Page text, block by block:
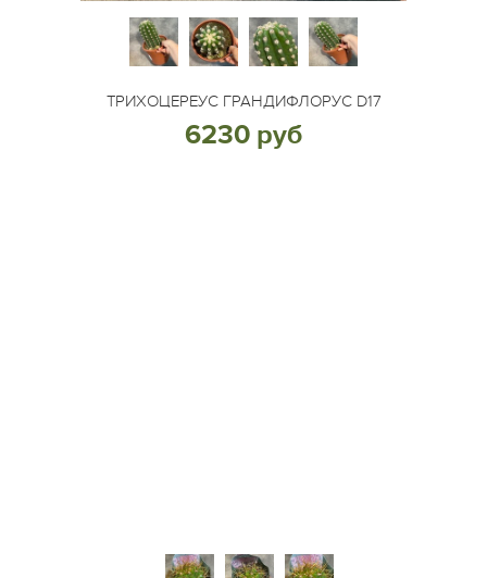
ТРИХОЦЕРЕУС ГРАНДИФЛОРУС D17
6230 руб